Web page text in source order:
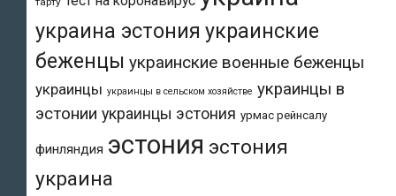
украина эстония украинские
беженцы украинские военные беженцы
украинцы украинцы в сельском хозяйстве украинцы в
эстонии украинцы эстония урмас рейнсалу
финляндия эстония эстония
украина